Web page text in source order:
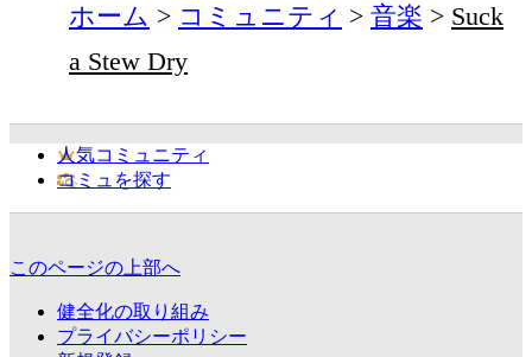
ホーム コミュニティ 音楽
Suck
a Stew Dry
人気コミュニティ
コミュを探す
このページの上部へ
健全化の取り組み
プライバシーポリシー